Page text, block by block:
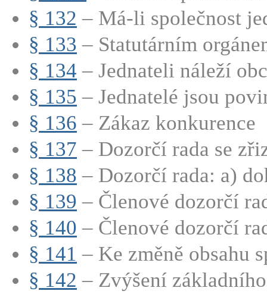
§ 132 – Má-li společnost
§ 133 – Statutárním
§ 134 – Jednateli náleží
§ 135 – Jednatelé jsou
§ 136 – Zákaz konkurence
§ 137 – Dozorčí rada se
§ 138 – Dozorčí rada: a)
§ 139 – Členové dozorčí
§ 140 – Členové dozorčí
§ 141 – Ke změně obsahu
§ 142 – Zvýšení